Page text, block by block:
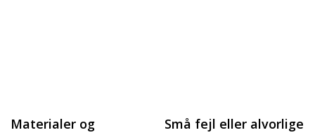
Materialer og
Små fejl eller alvorlige